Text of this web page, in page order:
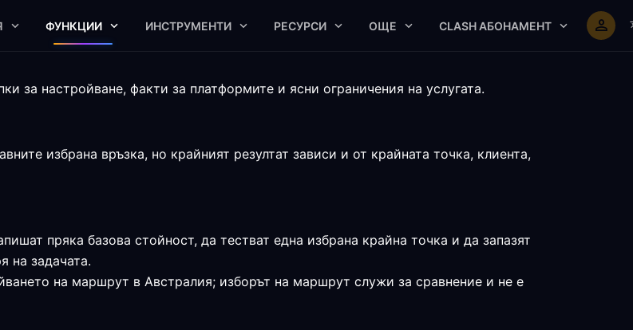
ФУНКЦИИ ИНСТРУМЕНТИ РЕСУРСИ ОЩЕ CLASH АБОНАМЕНТ
за настройване, факти за платформите и ясни ограничения на услугата.
избрана връзка, но крайният резултат зависи и от крайната точка, клиента,
пряка базова стойност, да тестват една избрана крайна точка и да запазят
на задачата.
на маршрут в Австралия; изборът на маршрут служи за сравнение и не е